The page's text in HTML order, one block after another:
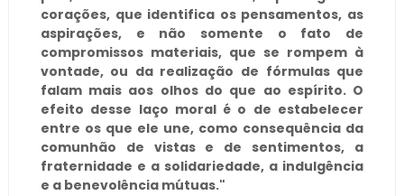
corações, que identifica os pensamentos, as
aspirações, e não somente o fato de
compromissos materiais, que se rompem à
vontade, ou da realização de fórmulas que
falam mais aos olhos do que ao espírito. O
efeito desse laço moral é o de estabelecer
entre os que ele une, como consequência da
comunhão de vistas e de sentimentos, a
fraternidade e a solidariedade, a indulgência
e a benevolência mútuas."